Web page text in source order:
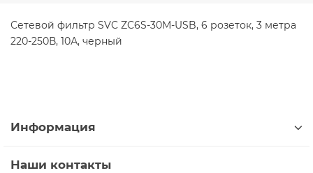
Сетевой фильтр SVC ZC6S-30M-USB, 6 розеток, 3 метра
220-250В, 10А, черный
Информация
Наши контакты